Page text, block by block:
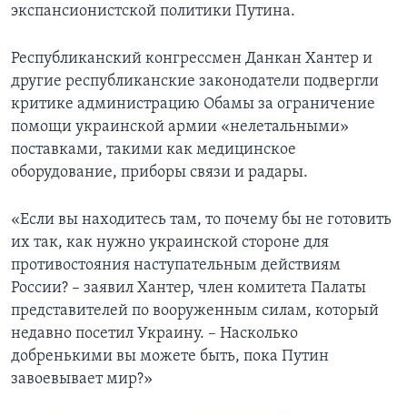
экспансионистской политики Путина.
Республиканский конгрессмен Данкан Хантер и
другие республиканские законодатели подвергли
критике администрацию Обамы за ограничение
помощи украинской армии «нелетальными»
поставками, такими как медицинское
оборудование, приборы связи и радары.
«Если вы находитесь там, то почему бы не готовить
их так, как нужно украинской стороне для
противостояния наступательным действиям
России? – заявил Хантер, член комитета Палаты
представителей по вооруженным силам, который
недавно посетил Украину. – Насколько
добренькими вы можете быть, пока Путин
завоевывает мир?»